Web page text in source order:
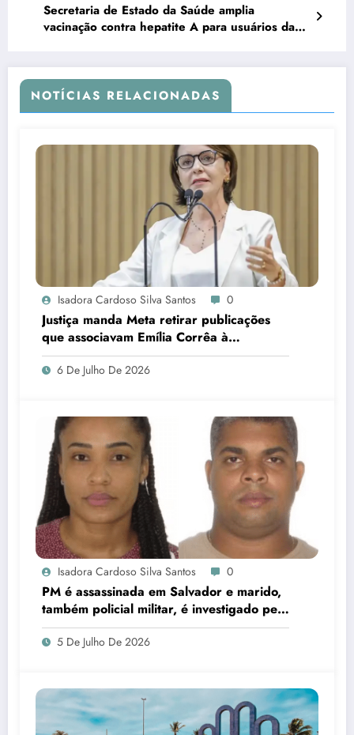
Secretaria de Estado da Saúde amplia
vacinação contra hepatite A para usuários da
NOTÍCIAS RELACIONADAS
Isadora Cardoso Silva Santos 0
Justiça manda Meta retirar publicações
que associavam Emília Corrêa à
corrupção e identificar responsáveis
6 De Julho De 2026
Isadora Cardoso Silva Santos 0
PM é assassinada em Salvador e marido,
também policial militar, é investigado pelo
crime
5 De Julho De 2026